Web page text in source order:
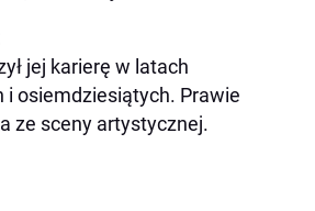
jej karierę w latach
i osiemdziesiątych. Prawie
ze sceny artystycznej.